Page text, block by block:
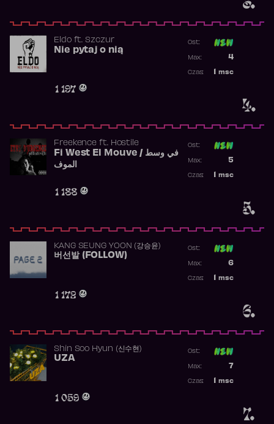
4.
Eldoft. Szczur
Nie pytaj o nią
1 197
Ost:
4
Max:
msc
Czas:
5.
Freekence ft. Hostile
Fi West El Mouve / في وسط
الموف
1 188
Ost:
5
Max:
msc
Czas:
6.
KANG SEUNG YOON (강승윤)
버선발 (FOLLOW)
1 172
Ost:
6
Max:
msc
Czas:
7.
Shin Soo Hyun (신수현)
UZA
1 059
Ost:
7
Max:
msc
Czas: